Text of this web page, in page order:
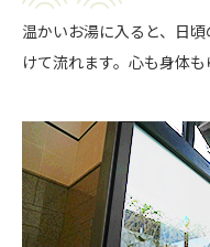
温かいお湯に入ると、日
けて流れます。心も身体